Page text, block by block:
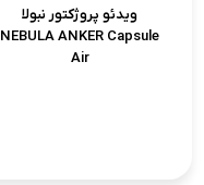
ویدئو پروژکتور نبولا
NEBULA ANKER Capsule
Air